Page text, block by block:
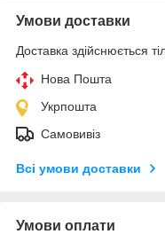
Умови доставки
Доставка здійснюється
Нова Пошта
Укрпошта
Самовивіз
Всі умови доставки
Умови оплати